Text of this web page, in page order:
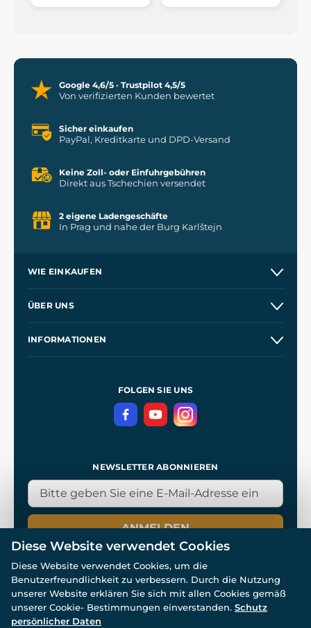
Google 4,6/5 · Trustpilot 4,5/5
Von verifizierten Kunden bewertet
Sicher einkaufen
PayPal, Kreditkarte und DPD-Versand
Keine Zoll- oder Einfuhrgebühren
Direkt aus Tschechien versendet
2 eigene Ladengeschäfte
In Prag und nahe der Burg Karlštejn
WIE EINKAUFEN
Kontakt
ÜBER UNS
INFORMATIONEN
DatenschutzerklärungFOLGEN SIE UNS
NEWSLETTER ABONNIEREN
ANMELDEN
© Alle Rechte vorbehalten. www.wulflund.de 2007-2026.
Powered by
Diese Website verwendet Cookies
Diese Website verwendet Cookies, um die
Benutzerfreundlichkeit zu verbessern. Durch die Nutzung
unserer Website erklären Sie sich mit allen Cookies gemäß
unserer Cookie- Bestimmungen einverstanden. Schutz
persönlicher Daten